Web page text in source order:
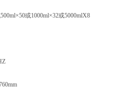
或1000ml×32或5000mlX8